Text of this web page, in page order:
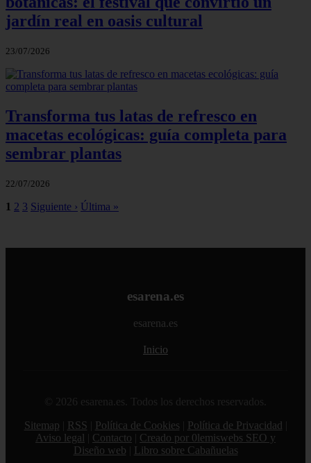
jardín real en oasis cultural
23/07/2026
Transforma tus latas de refresco en
macetas ecológicas: guía completa para
sembrar plantas
22/07/2026
1 2 3 Siguiente › Última »
esarena.es
esarena.es
Inicio
© 2026 esarena.es. Todos los derechos reservados.
Sitemap
RSS Política de Cookies Política de Privacidad
Aviso legal
Contacto
Creado por 0lemiswebs SEO y
Diseño web
Libro sobre Cabañuelas